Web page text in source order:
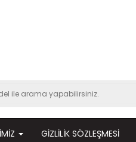
GIZLILIK SÖZLEŞMESI